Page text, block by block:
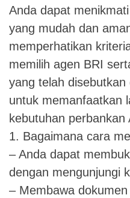
Anda dapat
yang mudah dan
memperhatikan
memilih agen BRI
yang telah
untuk memanfaatkan
kebutuhan perbankan
1. Bagaimana cara
– Anda dapat
dengan mengunjungi
– Membawa